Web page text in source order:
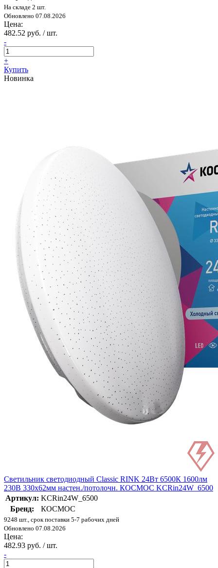
На складе 2 шт.
Обновлено 07.08.2026
Цена:
482.52 руб. / шт.
-
+
Купить
Новинка
Светильник светодиодный Classic RINK 24Вт 6500К 1600лм
230В 330х62мм настен./потолочн. КОСМОС KCRin24W_6500
Артикул: KCRin24W_6500
Бренд:
КОСМОС
9248 шт., срок поставки 5-7 рабочих дней
Обновлено 07.08.2026
Цена:
482.93 руб. / шт.
-